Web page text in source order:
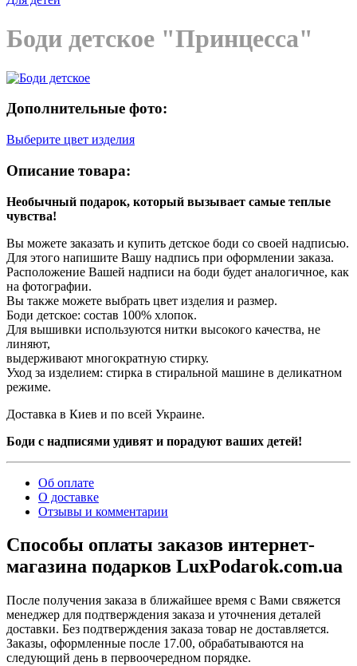
Боди детское "Принцесса"
Дополнительные фото:
Выберите цвет изделия
Описание товара:
Необычный подарок, который вызывает самые теплые
чувства!
Вы можете заказать и купить детское боди со своей надписью.
Для этого напишите Вашу надпись при оформлении заказа.
Расположение Вашей надписи на боди будет аналогичное, как
на фотографии.
Вы также можете выбрать цвет изделия и размер.
Боди детское: состав 100% хлопок.
Для вышивки используются нитки высокого качества, не
линяют,
выдерживают многократную стирку.
Уход за изделием: стирка в стиральной машине в деликатном
режиме.
Доставка в Киев и по всей Украине.
Боди с надписями удивят и порадуют ваших детей!
Об оплате
О доставке
Отзывы и комментарии
Способы оплаты заказов интернет-
магазина подарков LuxPodarok.com.ua
После получения заказа в ближайшее время с Вами свяжется
менеджер для подтверждения заказа и уточнения деталей
доставки. Без подтверждения заказа товар не доставляется.
Заказы, оформленные после 17.00, обрабатываются на
следующий день в первоочередном порядке.